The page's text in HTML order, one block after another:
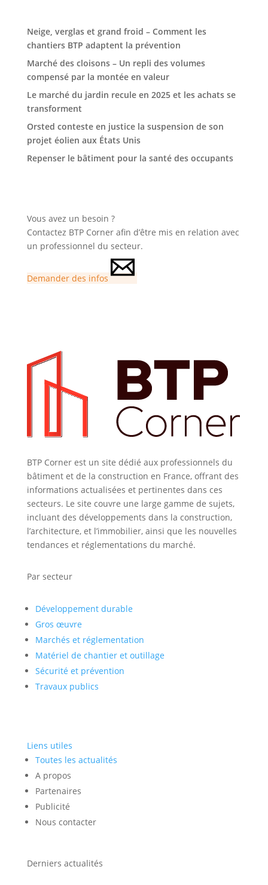
Neige, verglas et grand froid – Comment les
chantiers BTP adaptent la prévention
Marché des cloisons – Un repli des volumes
compensé par la montée en valeur
Le marché du jardin recule en 2025 et les achats se
transforment
Orsted conteste en justice la suspension de son
projet éolien aux États Unis
Repenser le bâtiment pour la santé des occupants
Vous avez un besoin ?
Contactez BTP Corner afin d’être mis en relation avec
un professionnel du secteur.
Demander des infos
BTP Corner est un site dédié aux professionnels du
bâtiment et de la construction en France, offrant des
informations actualisées et pertinentes dans ces
secteurs. Le site couvre une large gamme de sujets,
incluant des développements dans la construction,
l’architecture, et l’immobilier, ainsi que les nouvelles
tendances et réglementations du marché.
Par secteur
Développement durable
Gros œuvre
Marchés et réglementation
Matériel de chantier et outillage
Sécurité et prévention
Travaux publics
Liens utiles
Toutes les actualités
A propos
Partenaires
Publicité
Nous contacter
Derniers actualités